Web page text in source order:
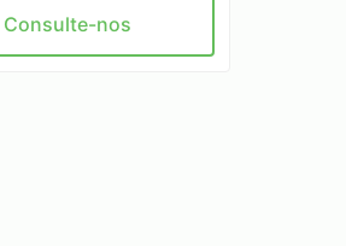
Consulte-nos